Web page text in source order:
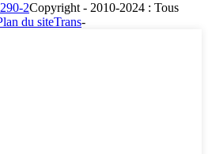
2Copyright - 2010-2024 : Tous
du siteTrans-